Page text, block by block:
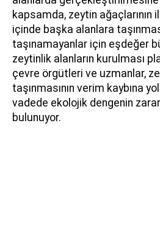
kapsamda, zeytin ağaçlarının il
içinde başka alanlara
taşınamayanlar için eşdeğer
zeytinlik alanların kurulması
çevre örgütleri ve uzmanlar,
taşınmasının verim kaybına
vadede ekolojik dengenin
bulunuyor.